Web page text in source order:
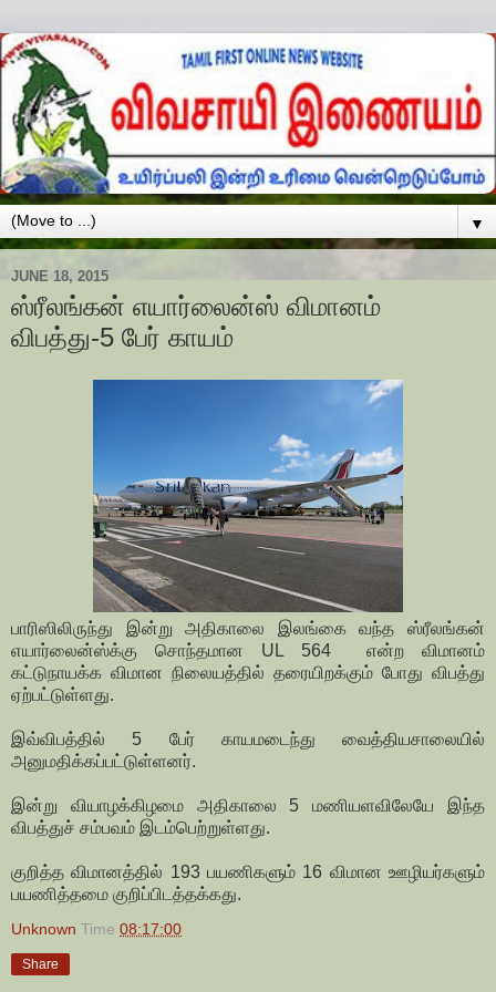
▼
JUNE 18, 2015
ஸ்ரீலங்கன் எயார்லைன்ஸ் விமானம்
விபத்து-5 பேர் காயம்
பாரிஸிலிருந்து இன்று அதிகாலை இலங்கை வந்த ஸ்ரீலங்கன்
எயார்லைன்ஸ்க்கு சொந்தமான UL 564 என்ற விமானம்
கட்டுநாயக்க விமான நிலையத்தில் தரையிறக்கும் போது விபத்து
ஏற்பட்டுள்ளது.
இவ்விபத்தில் 5 பேர் காயமடைந்து வைத்தியசாலையில்
அனுமதிக்கப்பட்டுள்ளனர்.
இன்று வியாழக்கிழமை அதிகாலை 5 மணியளவிலேயே இந்த
விபத்துச் சம்பவம் இடம்பெற்றுள்ளது.
குறித்த விமானத்தில் 193 பயணிகளும் 16 விமான ஊழியர்களும்
பயணித்தமை குறிப்பிடத்தக்கது.
Unknown Time 08:17:00
Share